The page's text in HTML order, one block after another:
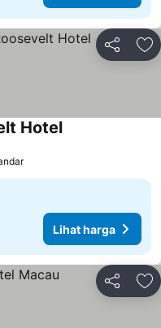
Kongsi
Hotel
Lihat harga
Kongsi